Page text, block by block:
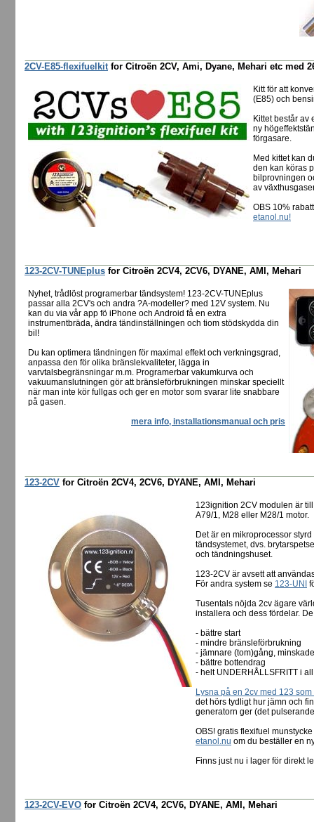
2CV-E85-flexifuelkitfor Citroën 2CV, Ami, Dyane, Mehari etc med
Kitt för att
(E85) och
Kittet består av
ny
förgasare.
Med kittet kan
den kan köras
bilprovningen
av
OBS 10%
etanol.nu!
123-2CV-TUNEplus for Citroën 2CV4, 2CV6, DYANE, AMI, Mehari
Nyhet, trådlöst programerbar tändsystem! 123-2CV-TUNEplus
passar alla 2CV's och andra ?A-modeller? med 12V system. Nu
kan du via vår app fö iPhone och Android få en extra
instrumentbräda, ändra tändinställningen och tiom stödskydda din
bil!
Du kan optimera tändningen för maximal effekt och verkningsgrad,
anpassa den för olika bränslekvaliteter, lägga in
varvtalsbegränsningar m.m. Programerbar vakumkurva och
vakuumanslutningen gör att bränsleförbrukningen minskar speciellt
när man inte kör fullgas och ger en motor som svarar lite snabbare
på gasen.
mera info, installationsmanual och pris
123-2CV for Citroën 2CV4, 2CV6, DYANE, AMI, Mehari
123ignition 2CV modulen är
A79/1, M28 eller M28/1 motor.
Det är en mikroprocessor
tändsystemet, dvs.
och tändningshuset.
123-2CV är avsett att
För andra system se 123-UNI
Tusentals nöjda 2cv ägare
installera och dess fördelar.
- bättre start
- mindre bränsleförbrukning
- jämnare (tom)gång,
- bättre bottendrag
- helt UNDERHÅLLSFRITT i
Lysna på en 2cv med 123 som
det hörs tydligt hur jämn och
generatorn ger (det
OBS! gratis flexifuel
etanol.nu om du beställer en
Finns just nu i lager för direkt
123-2CV-EVO for Citroën 2CV4, 2CV6, DYANE, AMI, Mehari